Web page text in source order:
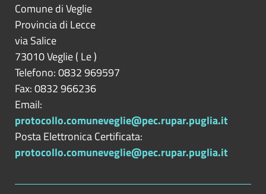
Comune di Veglie
Provincia di Lecce
via Salice
73010Veglie( Le)
Telefono: 0832 969597
Fax: 0832 966236
Email:
protocollo.comuneveglie@pec.rupar.puglia.it
Posta Elettronica Certificata:
protocollo.comuneveglie@pec.rupar.puglia.it